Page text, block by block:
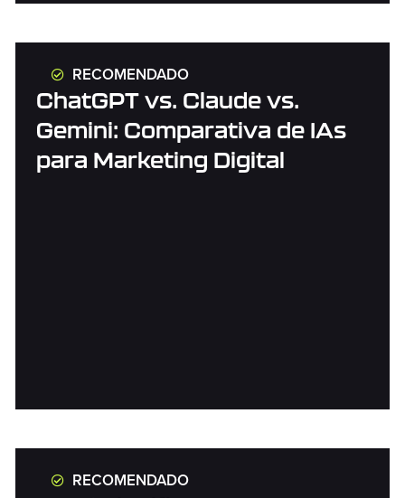
RECOMENDADO
ChatGPT vs. Claude vs.
Gemini: Comparativa de IAs
para Marketing Digital
RECOMENDADO